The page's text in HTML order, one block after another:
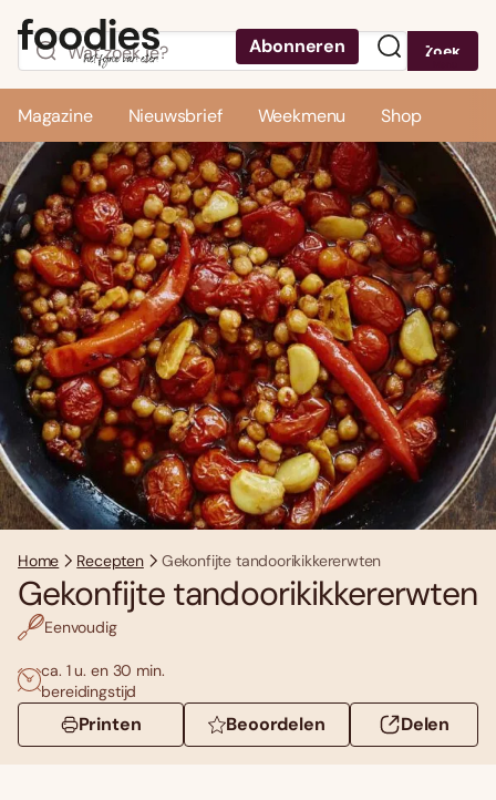
Abonneren Zoek
Magazine Nieuwsbrief Weekmenu Shop
Home Recepten Gekonfijte tandoorikikkererwten
Gekonfijte tandoorikikkererwten
Eenvoudig
ca. 1 u. en 30 min.
bereidingstijd
Printen Beoordelen Delen